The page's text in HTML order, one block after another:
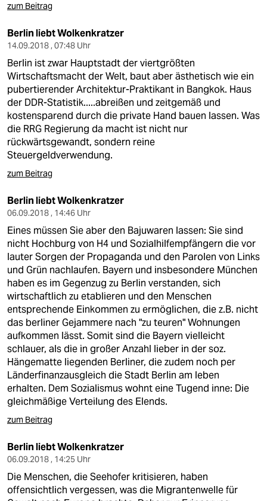
fragen & hilfe
unterstützen
abo
genossenschaft
epaper login
zum Beitrag
Berlin liebt Wolkenkratzer
14.09.2018 , 07:48 Uhr
Berlin ist zwar Hauptstadt der viertgrößten
Wirtschaftsmacht der Welt, baut aber ästhetisch wie ein
pubertierender Architektur-Praktikant in Bangkok. Haus
der DDR-Statistik.....abreißen und zeitgemäß und
kostensparend durch die private Hand bauen lassen. Was
die RRG Regierung da macht ist nicht nur
rückwärtsgewandt, sondern reine
Steuergeldverwendung.
zum Beitrag
Berlin liebt Wolkenkratzer
06.09.2018 , 14:46 Uhr
Eines müssen Sie aber den Bajuwaren lassen: Sie sind
nicht Hochburg von H4 und Sozialhilfempfängern die vor
lauter Sorgen der Propaganda und den Parolen von Links
und Grün nachlaufen. Bayern und insbesondere München
haben es im Gegenzug zu Berlin verstanden, sich
wirtschaftlich zu etablieren und den Menschen
entsprechende Einkommen zu ermöglichen, die z.B. nicht
das berliner Gejammere nach "zu teuren" Wohnungen
aufkommen lässt. Somit sind die Bayern vielleicht
schlauer, als die in großer Anzahl lieber in der soz.
Hängematte liegenden Berliner, die zudem noch per
Länderfinanzausgleich die Stadt Berlin am leben
erhalten. Dem Sozialismus wohnt eine Tugend inne: Die
gleichmäßige Verteilung des Elends.
zum Beitrag
Berlin liebt Wolkenkratzer
06.09.2018 , 14:25 Uhr
Die Menschen, die Seehofer kritisieren, haben
offensichtlich vergessen, was die Migrantenwelle für